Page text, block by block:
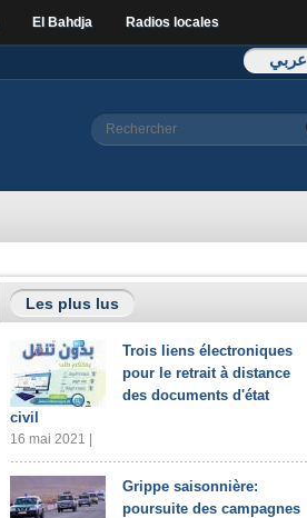
El Bahdja Radios locales
عربي
Formulaire de
Rechercher
Les plus lus
Trois liens électroniques
pour le retrait à distance
des documents d'état
civil
16 mai 2021 |
Grippe saisonnière:
poursuite des campagnes